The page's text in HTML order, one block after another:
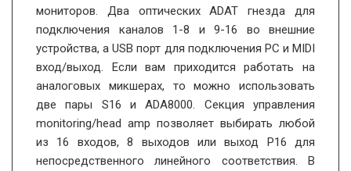
мониторов. Два оптических ADAT гнезда для
подключения каналов 1-8 и 9-16 во внешние
устройства, а USB порт для подключения РС и MIDI
вход/выход. Если вам приходится работать на
аналоговых микшерах, то можно использовать
две пары S16 и ADA8000. Секция управления
monitoring/head amp позволяет выбирать любой
из 16 входов, 8 выходов или выход Р16 для
непосредственного линейного соответствия. В